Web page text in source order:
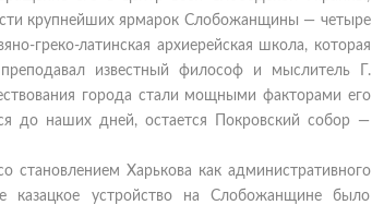
крупнейших ярмарок Слобожанщины — четыре
греко-латинская архиерейская школа, которая
известный философ и мыслитель Г.
города стали мощными факторами его
до наших дней, остается Покровский собор —
становлением Харькова как административного
казацкое устройство на Слобожанщине было